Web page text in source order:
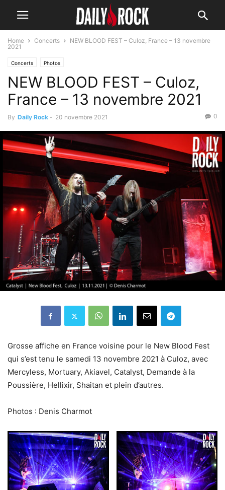
Home Concerts
NEW BLOOD FEST – Culoz, France – 13 novembre
2021
Concerts Photos
NEW BLOOD FEST – Culoz,
France – 13 novembre 2021
By Daily Rock - 20 novembre 2021 0
Grosse affiche en France voisine pour le New Blood Fest
qui s’est tenu le samedi 13 novembre 2021 à Culoz, avec
Mercyless, Mortuary, Akiavel, Catalyst, Demande à la
Poussière, Hellixir, Shaitan et plein d’autres.
Photos : Denis Charmot